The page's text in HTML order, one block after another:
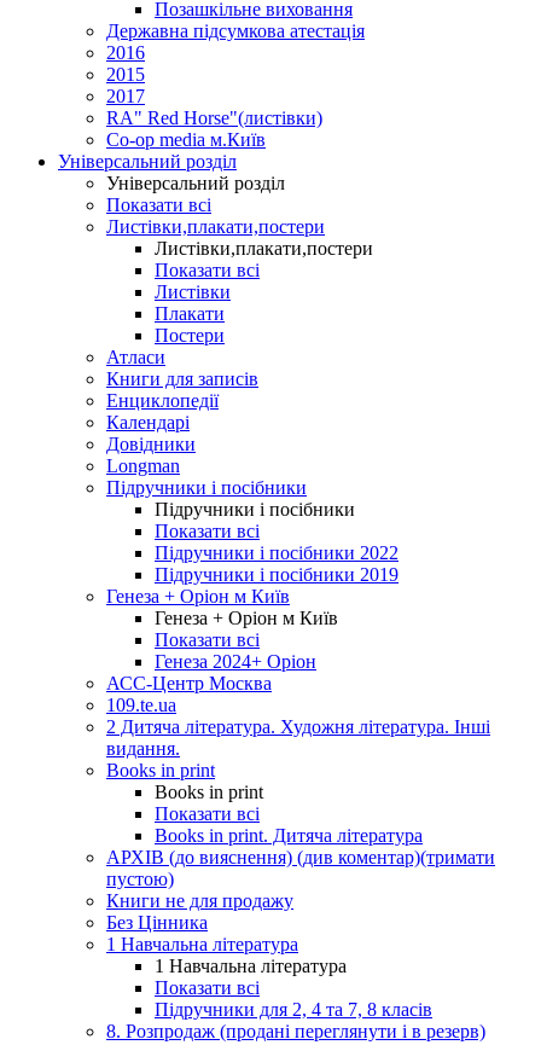
Позашкільне виховання
Державна підсумкова атестація
2016
2015
2017
RA" Red Horse"(листівки)
Co-op media м.Київ
Універсальний розділ
Універсальний розділ
Показати всі
Листівки,плакати,постери
Листівки,плакати,постери
Показати всі
Листівки
Плакати
Постери
Атласи
Книги для записів
Енциклопедії
Календарі
Довідники
Longman
Підручники і посібники
Підручники і посібники
Показати всі
Підручники і посібники 2022
Підручники і посібники 2019
Генеза + Оріон м Київ
Генеза + Оріон м Київ
Показати всі
Генеза 2024+ Оріон
АСС-Центр Москва
109.te.ua
2 Дитяча література. Художня література. Інші
видання.
Books in print
Books in print
Показати всі
Books in print. Дитяча література
АРХІВ (до вияснення) (див коментар)(тримати
пустою)
Книги не для продажу
Без Цінника
1 Навчальна література
1 Навчальна література
Показати всі
Підручники для 2, 4 та 7, 8 класів
8. Розпродаж (продані переглянути і в резерв)